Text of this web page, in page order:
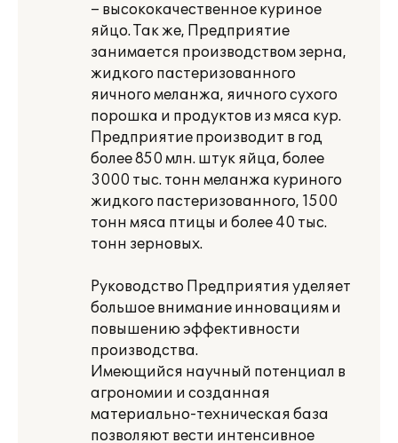
– высококачественное куриное
яйцо. Так же, Предприятие
занимается производством зерна,
жидкого пастеризованного
яичного меланжа, яичного сухого
порошка и продуктов из мяса кур.
Предприятие производит в год
более 850 млн. штук яйца, более
3000 тыс. тонн меланжа куриного
жидкого пастеризованного, 1500
тонн мяса птицы и более 40 тыс.
тонн зерновых.
Руководство Предприятия уделяет
большое внимание инновациям и
повышению эффективности
производства.
Имеющийся научный потенциал в
агрономии и созданная
материально-техническая база
позволяют вести интенсивное